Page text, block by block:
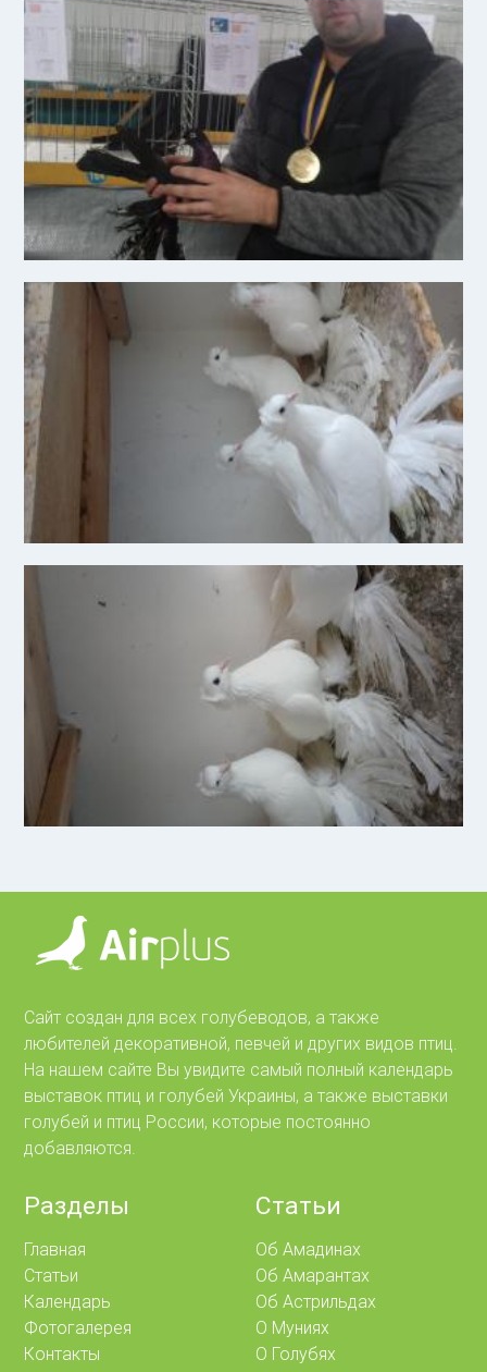
Сайт создан для всех голубеводов, а также
любителей декоративной, певчей и других видов птиц.
На нашем сайте Вы увидите самый полный календарь
выставок птиц и голубей Украины, а также выставки
голубей и птиц России, которые постоянно
добавляются.
Разделы
Главная
Статьи
Календарь
Фотогалерея
Контакты
Статьи
Об Амадинах
Об Амарантах
Об Астрильдах
О Муниях
О Голубях